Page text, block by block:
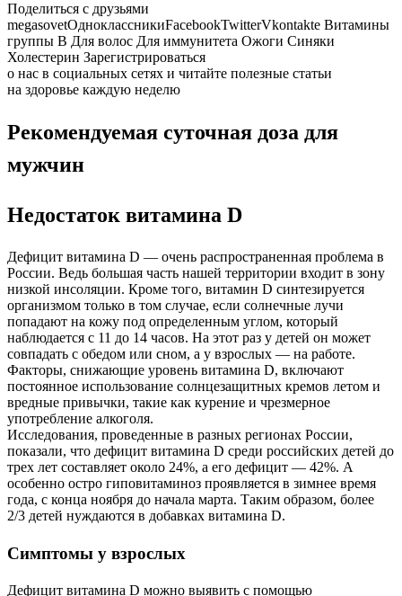
Поделиться с друзьями
megasovetОдноклассникиFacebookTwitterVkontakte Витамины
группы B Для волос Для иммунитета Ожоги Синяки
Холестерин Зарегистрироваться
о нас в социальных сетях и читайте полезные статьи
на здоровье каждую неделю
Рекомендуемая суточная доза для
мужчин
Недостаток витамина D
Дефицит витамина D — очень распространенная проблема в
России. Ведь большая часть нашей территории входит в зону
низкой инсоляции. Кроме того, витамин D синтезируется
организмом только в том случае, если солнечные лучи
попадают на кожу под определенным углом, который
наблюдается с 11 до 14 часов. На этот раз у детей он может
совпадать с обедом или сном, а у взрослых — на работе.
Факторы, снижающие уровень витамина D, включают
постоянное использование солнцезащитных кремов летом и
вредные привычки, такие как курение и чрезмерное
употребление алкоголя.
Исследования, проведенные в разных регионах России,
показали, что дефицит витамина D среди российских детей до
трех лет составляет около 24%, а его дефицит — 42%. А
особенно остро гиповитаминоз проявляется в зимнее время
года, с конца ноября до начала марта. Таким образом, более
2/3 детей нуждаются в добавках витамина D.
Симптомы у взрослых
Дефицит витамина D можно выявить с помощью